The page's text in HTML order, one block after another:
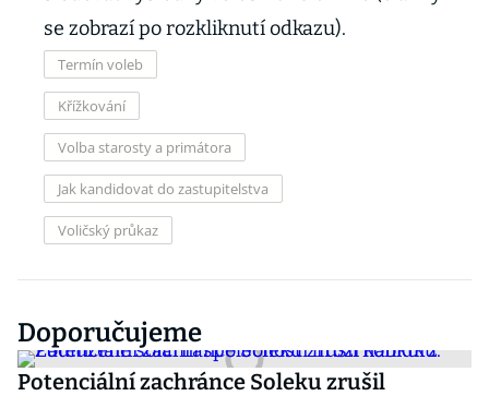
se zobrazí po rozkliknutí odkazu).
Termín voleb
Křížkování
Volba starosty a primátora
Jak kandidovat do zastupitelstva
Voličský průkaz
Doporučujeme
Potenciální zachránce Soleku zrušil